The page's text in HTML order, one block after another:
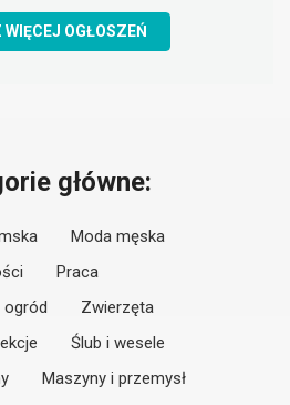
OGŁOSZEŃ
główne:
Moda męska
Praca
ogród
Zwierzęta
Ślub i wesele
Maszyny i przemysł